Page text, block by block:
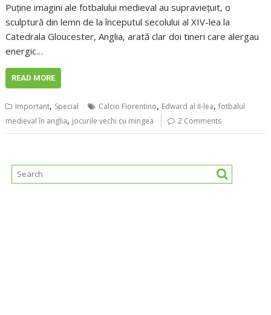
Puține imagini ale fotbalului medieval au supraviețuit, o
sculptură din lemn de la începutul secolului al XIV-lea la
Catedrala Gloucester, Anglia, arată clar doi tineri care alergau
energic…
READ MORE
Important, Special Calcio Fiorentino, Edward al II-lea,fotbalul
medieval în anglia, jocurile vechi cu mingea 2 Comments